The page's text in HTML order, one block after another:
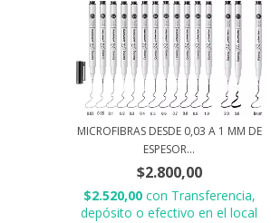
MICROFIBRAS DESDE 0,03 A 1 MM DE
ESPESOR...
$2.800,00
$2.520,00 con Transferencia,
depósito o efectivo en el local